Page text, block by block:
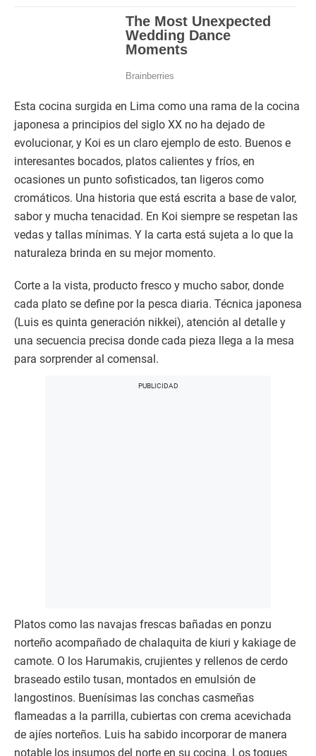
Esta cocina surgida en Lima como una rama de la cocina
japonesa a principios del siglo XX no ha dejado de
evolucionar, y Koi es un claro ejemplo de esto. Buenos e
interesantes bocados, platos calientes y fríos, en
ocasiones un punto sofisticados, tan ligeros como
cromáticos. Una historia que está escrita a base de valor,
sabor y mucha tenacidad. En Koi siempre se respetan las
vedas y tallas mínimas. Y la carta está sujeta a lo que la
naturaleza brinda en su mejor momento.
Corte a la vista, producto fresco y mucho sabor, donde
cada plato se define por la pesca diaria. Técnica japonesa
(Luis es quinta generación nikkei), atención al detalle y
una secuencia precisa donde cada pieza llega a la mesa
para sorprender al comensal.
Platos como las navajas frescas bañadas en ponzu
norteño acompañado de chalaquita de kiuri y kakiage de
camote. O los Harumakis, crujientes y rellenos de cerdo
braseado estilo tusan, montados en emulsión de
langostinos. Buenísimas las conchas casmeñas
flameadas a la parrilla, cubiertas con crema acevichada
de ajíes norteños. Luis ha sabido incorporar de manera
notable los insumos del norte en su cocina. Los toques